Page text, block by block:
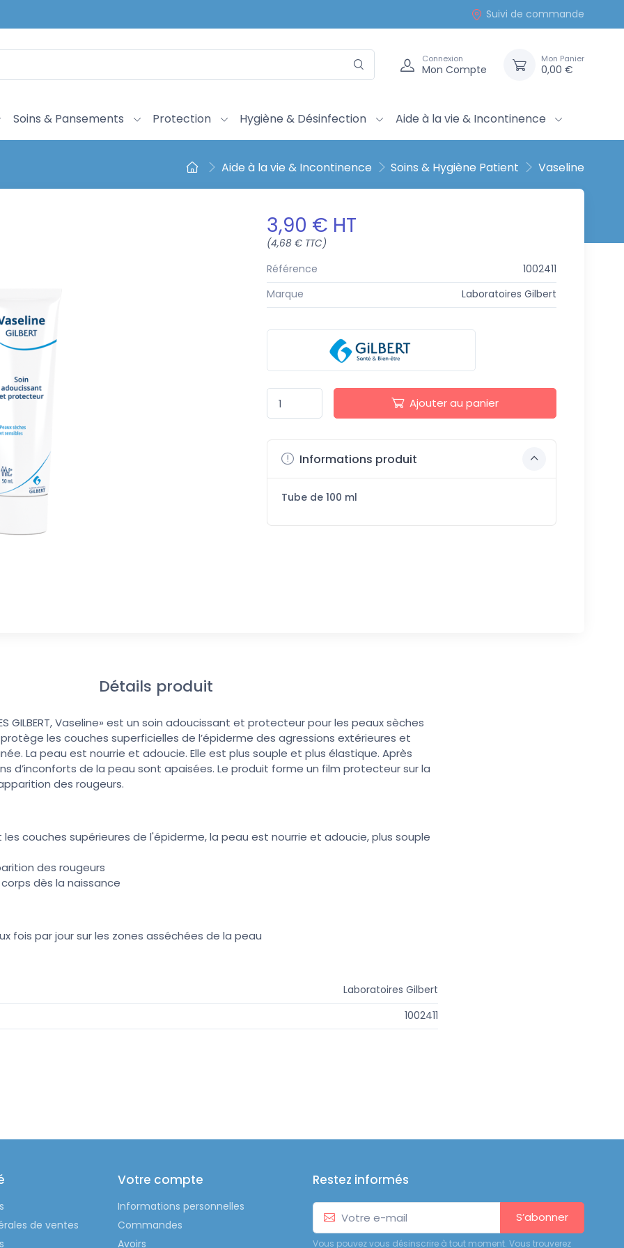
Suivi de commande
Connexion
Mon Compte
Mon Panier
0,00 €
Soins & Pansements Protection Hygiène & Désinfection Aide à la vie & Incontinence
Aide à la vie & Incontinence Soins & Hygiène Patient Vaseline
3,90 € HT
(4,68 € TTC)
Référence
1002411
Marque
Laboratoires Gilbert
Ajouter au panier
Informations produit
Tube de 100 ml
Détails produit
GILBERT, Vaseline» est un soin adoucissant et protecteur pour les peaux sèches
les couches superficielles de l’épiderme des agressions extérieures et
La peau est nourrie et adoucie. Elle est plus souple et plus élastique. Après
d’inconforts de la peau sont apaisées. Le produit forme un film protecteur sur la
des rougeurs.
couches supérieures de l'épiderme, la peau est nourrie et adoucie, plus souple
des rougeurs
dès la naissance
fois par jour sur les zones asséchées de la peau
Laboratoires Gilbert
1002411
de ventes
Votre compte
Informations personnelles
Commandes
Avoirs
Restez informés
S’abonner
Vous pouvez vous désinscrire à tout moment. Vous trouverez